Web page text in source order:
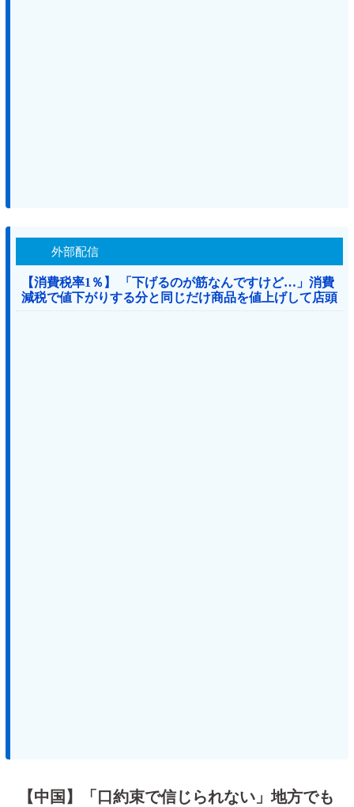
外部配信
【消費税率1％】 「下げるのが筋なんですけど…」消費
減税で値下がりする分と同じだけ商品を値上げして店頭
価格を変えない店も
【中国】「口約束で信じられない」地方でも